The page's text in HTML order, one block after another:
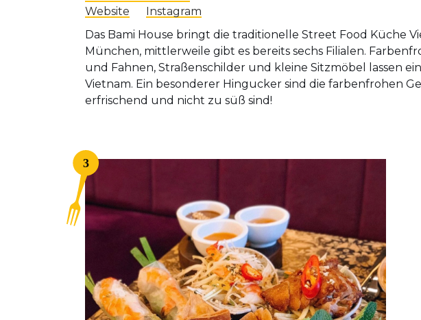
Website
Instagram
Das Bami House bringt die traditionelle Street Food Küche
München, mittlerweile gibt es bereits sechs Filialen.
und Fahnen, Straßenschilder und kleine Sitzmöbel lassen
Vietnam. Ein besonderer Hingucker sind die farbenfrohen
erfrischend und nicht zu süß sind!